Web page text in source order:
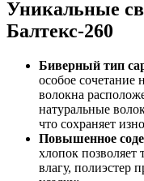
Уникальные
Балтекс-260
Биверный тип
особое сочетание
волокна
натуральные
что сохраняет
Повышенное
хлопок
влагу, полиэстер